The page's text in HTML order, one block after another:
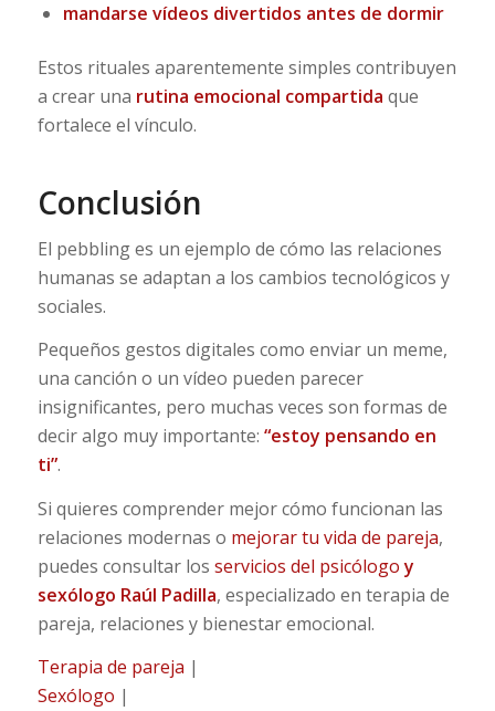
mandarse vídeos divertidos antes de dormir
Estos rituales aparentemente simples contribuyen
a crear una rutina emocional compartida que
fortalece el vínculo.
Conclusión
El pebbling es un ejemplo de cómo las relaciones
humanas se adaptan a los cambios tecnológicos y
sociales.
Pequeños gestos digitales como enviar un meme,
una canción o un vídeo pueden parecer
insignificantes, pero muchas veces son formas de
decir algo muy importante: “estoy pensando en
ti”.
Si quieres comprender mejor cómo funcionan las
relaciones modernas o mejorar tu vida de pareja,
puedes consultar los servicios del psicólogo y
sexólogo Raúl Padilla, especializado en terapia de
pareja, relaciones y bienestar emocional.
Terapia de pareja |
Sexólogo |